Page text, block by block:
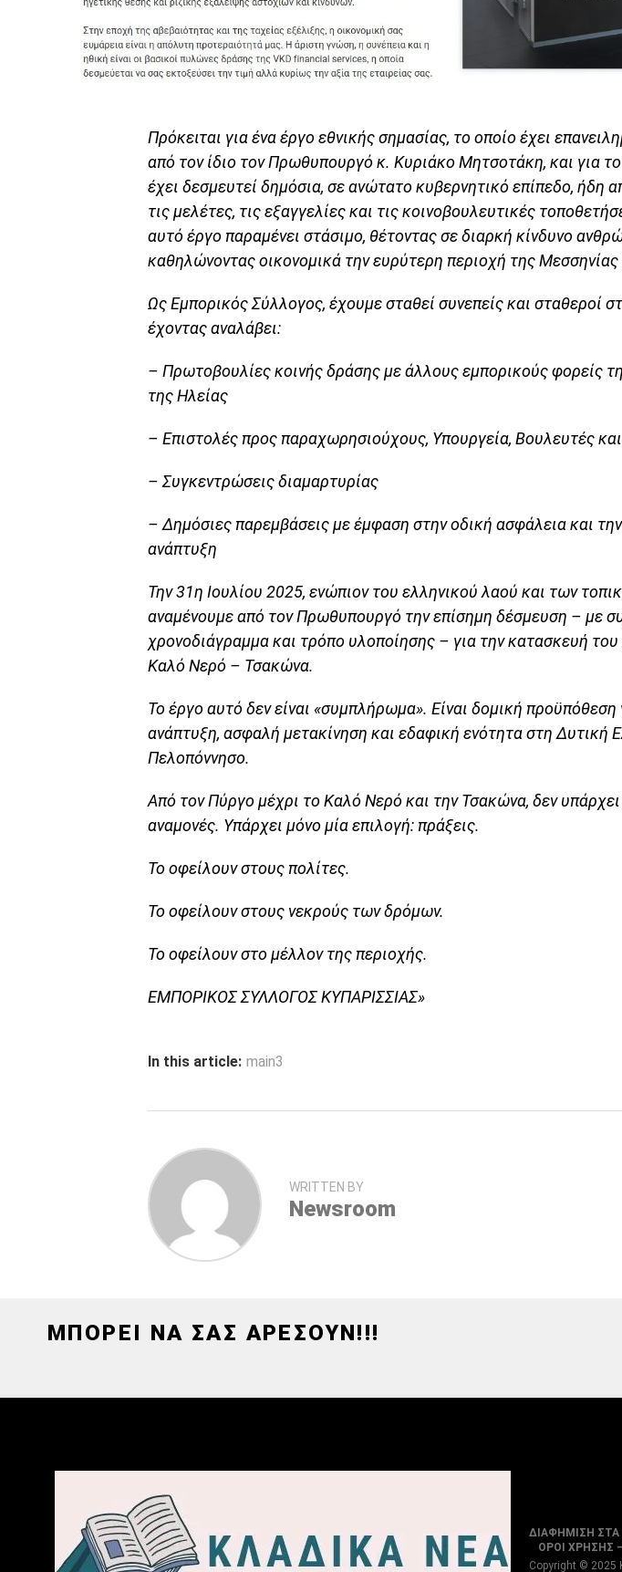
Πρόκειται για ένα έργο εθνικής σημασίας, το οποίο έχει
από τον ίδιο τον Πρωθυπουργό κ. Κυριάκο Μητσοτάκη, και για
έχει δεσμευτεί δημόσια, σε ανώτατο κυβερνητικό επίπεδο, ήδη
τις μελέτες, τις εξαγγελίες και τις κοινοβουλευτικές
αυτό έργο παραμένει στάσιμο, θέτοντας σε διαρκή κίνδυνο
καθηλώνοντας οικονομικά την ευρύτερη περιοχή της Μεσσηνίας
Ως Εμπορικός Σύλλογος, έχουμε σταθεί συνεπείς και σταθεροί
έχοντας αναλάβει:
– Πρωτοβουλίες κοινής δράσης με άλλους εμπορικούς φορείς
της Ηλείας
– Επιστολές προς παραχωρησιούχους, Υπουργεία, Βουλευτές
– Συγκεντρώσεις διαμαρτυρίας
– Δημόσιες παρεμβάσεις με έμφαση στην οδική ασφάλεια και
ανάπτυξη
Την 31η Ιουλίου 2025, ενώπιον του ελληνικού λαού και των
αναμένουμε από τον Πρωθυπουργό την επίσημη δέσμευση – με
χρονοδιάγραμμα και τρόπο υλοποίησης – για την κατασκευή
Καλό Νερό – Τσακώνα.
Το έργο αυτό δεν είναι «συμπλήρωμα». Είναι δομική προϋπόθεση
ανάπτυξη, ασφαλή μετακίνηση και εδαφική ενότητα στη Δυτική
Πελοπόννησο.
Από τον Πύργο μέχρι το Καλό Νερό και την Τσακώνα, δεν
αναμονές. Υπάρχει μόνο μία επιλογή: πράξεις.
Το οφείλουν στους πολίτες.
Το οφείλουν στους νεκρούς των δρόμων.
Το οφείλουν στο μέλλον της περιοχής.
ΕΜΠΟΡΙΚΟΣ ΣΥΛΛΟΓΟΣ ΚΥΠΑΡΙΣΣΙΑΣ»
In this article: main3
WRITTEN BY
Newsroom
ΜΠΟΡΕΙ ΝΑ ΣΑΣ ΑΡΕΣΟΥΝ!!!
ΔΙΑΦΗΜΙΣΗ ΣΤΑ
ΟΡΟΙ ΧΡΗΣΗΣ
Copyright ©